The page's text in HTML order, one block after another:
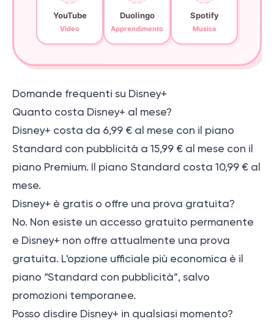
YouTube
Video
Duolingo
Apprendimento
Spotify
Musica
Domande frequenti su Disney+
Quanto costa Disney+ al mese?
Disney+ costa da 6,99 € al mese con il piano
Standard con pubblicità a 15,99 € al mese con il
piano Premium. Il piano Standard costa 10,99 € al
mese.
Disney+ è gratis o offre una prova gratuita?
No. Non esiste un accesso gratuito permanente
e Disney+ non offre attualmente una prova
gratuita. L'opzione ufficiale più economica è il
piano “Standard con pubblicità”, salvo
promozioni temporanee.
Posso disdire Disney+ in qualsiasi momento?